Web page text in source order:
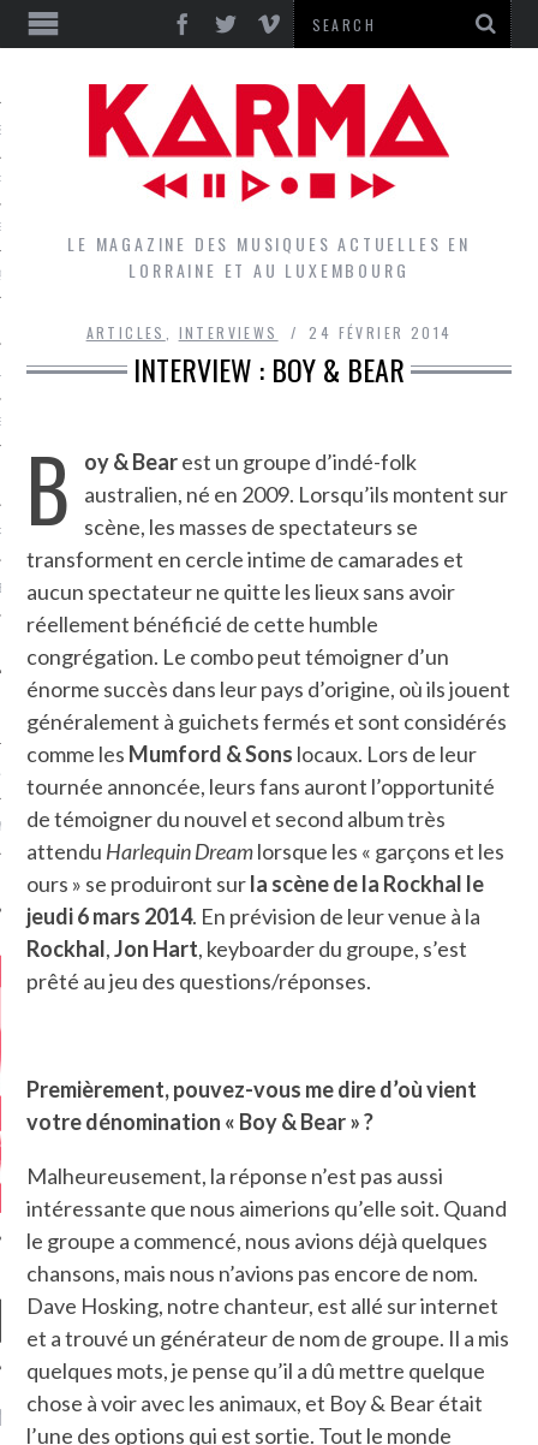
GROUPES DU LOCAL
LE LOCAL DU MAGAZINE
CRITIQUES
LE MAGAZINE DES MUSIQUES ACTUELLES EN
LORRAINE ET AU LUXEMBOURG
ARTICLES INTERVIEWS 24 FÉVRIER 2014
INTERVIEW : BOY & BEAR
B oy & Bearest un groupe d’indé-folk
australien, né en 2009. Lorsqu’ils montent sur
scène, les masses de spectateurs se
transforment en cercle intime de camarades et
aucun spectateur ne quitte les lieux sans avoir
réellement bénéficié de cette humble
congrégation. Le combo peut témoigner d’un
énorme succès dans leur pays d’origine, où ils jouent
généralement à guichets fermés et sont considérés
comme les Mumford & Sons locaux. Lors de leur
tournée annoncée, leurs fans auront l’opportunité
de témoigner du nouvel et second album très
attendu Harlequin Dreamlorsque les « garçons et les
ours » se produiront surla scène de la Rockhal le
jeudi 6 mars 2014. En prévision de leur venue à la
Rockhal,Jon Hart, keyboarder du groupe, s’est
prêté au jeu des questions/réponses.
Premièrement, pouvez-vous me dire d’où vient
votre dénomination « Boy & Bear » ?
Malheureusement, la réponse n’est pas aussi
intéressante que nous aimerions qu’elle soit. Quand
le groupe a commencé, nous avions déjà quelques
chansons, mais nous n’avions pas encore de nom.
Dave Hosking, notre chanteur, est allé sur internet
et a trouvé un générateur de nom de groupe. Il a mis
quelques mots, je pense qu’il a dû mettre quelque
chose à voir avec les animaux, et Boy & Bear était
l’une des options qui est sortie. Tout le monde